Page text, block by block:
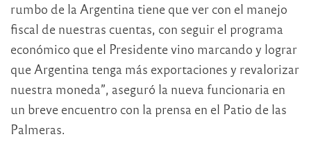
rumbo de la Argentina tiene que ver con el manejo
fiscal de nuestras cuentas, con seguir el programa
económico que el Presidente vino marcando y lograr
que Argentina tenga más exportaciones y revalorizar
nuestra moneda”, aseguró la nueva funcionaria en
un breve encuentro con la prensa en el Patio de las
Palmeras.